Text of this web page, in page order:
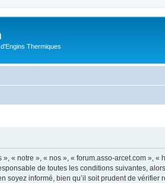
Thermiques
« notre », « nos », « forum.asso-arcet.com »,
de toutes les conditions suivantes,
soyez informé, bien qu’il soit prudent de